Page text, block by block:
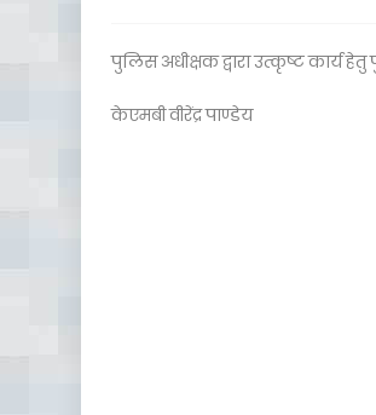
पुलिस अधीक्षक द्वारा उत्कृष्ट कार्य हेतु
केएमबी वीरेंद्र पाण्डेय